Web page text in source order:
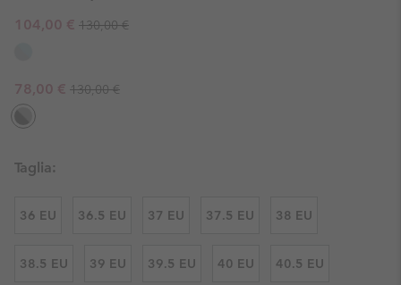
Sale price:
104,00 € Regular price:
130,00 €
Sale price:
78,00 € Regular price:
130,00 €
Taglia:
36 EU 36.5 EU 37 EU 37.5 EU 38 EU
38.5 EU 39 EU 39.5 EU 40 EU 40.5 EU